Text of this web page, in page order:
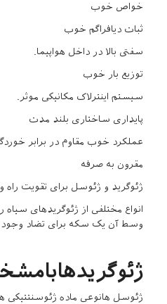
خواص خوب
ثبات دیافراگم خوب
سفتی بالا در داخل هواپیما.
توزیع بار خوب
سیستم اینترلاک مکانیکی موثر.
پایداری ساختاری بلند مدت
عملکرد خوب مقاوم در برابر
مقرون به صرفه
ژئوگرید و ژئوسل برای تقویت
انواع مختلفی از ژئوگریدهای سیاه
وسط آن یک سکه برای تضاد وجود
ژئوسل هانوعی ماده ژئوسنتتیکی